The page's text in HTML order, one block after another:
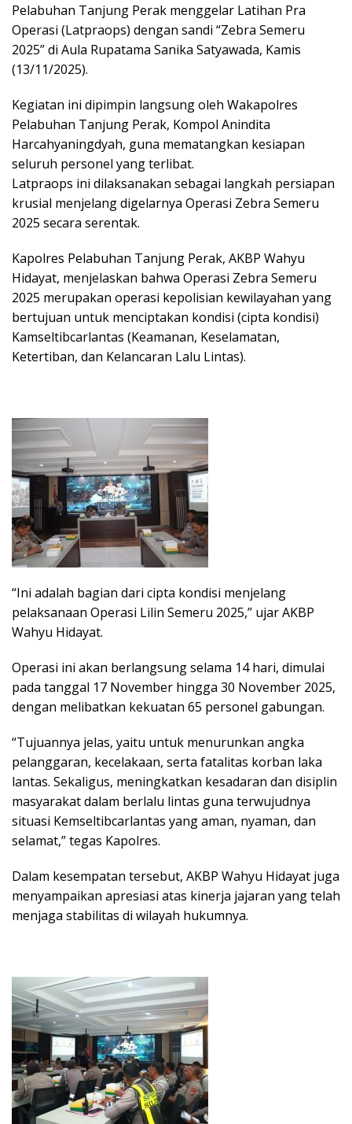
Pelabuhan Tanjung Perak menggelar Latihan Pra
Operasi (Latpraops) dengan sandi “Zebra Semeru
2025” di Aula Rupatama Sanika Satyawada, Kamis
(13/11/2025).
Kegiatan ini dipimpin langsung oleh Wakapolres
Pelabuhan Tanjung Perak, Kompol Anindita
Harcahyaningdyah, guna mematangkan kesiapan
seluruh personel yang terlibat.
Latpraops ini dilaksanakan sebagai langkah persiapan
krusial menjelang digelarnya Operasi Zebra Semeru
2025 secara serentak.
Kapolres Pelabuhan Tanjung Perak, AKBP Wahyu
Hidayat, menjelaskan bahwa Operasi Zebra Semeru
2025 merupakan operasi kepolisian kewilayahan yang
bertujuan untuk menciptakan kondisi (cipta kondisi)
Kamseltibcarlantas (Keamanan, Keselamatan,
Ketertiban, dan Kelancaran Lalu Lintas).
“Ini adalah bagian dari cipta kondisi menjelang
pelaksanaan Operasi Lilin Semeru 2025,” ujar AKBP
Wahyu Hidayat.
Operasi ini akan berlangsung selama 14 hari, dimulai
pada tanggal 17 November hingga 30 November 2025,
dengan melibatkan kekuatan 65 personel gabungan.
“Tujuannya jelas, yaitu untuk menurunkan angka
pelanggaran, kecelakaan, serta fatalitas korban laka
lantas. Sekaligus, meningkatkan kesadaran dan disiplin
masyarakat dalam berlalu lintas guna terwujudnya
situasi Kemseltibcarlantas yang aman, nyaman, dan
selamat,” tegas Kapolres.
Dalam kesempatan tersebut, AKBP Wahyu Hidayat juga
menyampaikan apresiasi atas kinerja jajaran yang telah
menjaga stabilitas di wilayah hukumnya.